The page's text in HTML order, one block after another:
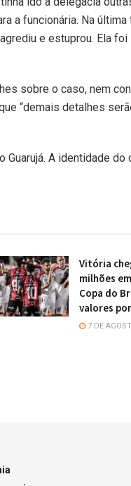
a funcionária. Na
e estuprou. Ela
sobre o caso, nem
“demais detalhes
A identidade do
Vitória
milhões
Copa do
valores
7 DE